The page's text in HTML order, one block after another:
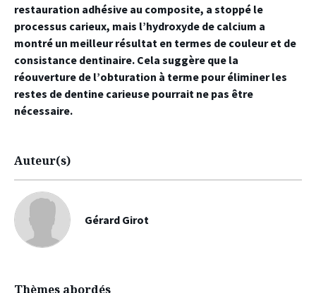
restauration adhésive au composite, a stoppé le
processus carieux, mais l’hydroxyde de calcium a
montré un meilleur résultat en termes de couleur et de
consistance dentinaire. Cela suggère que la
réouverture de l’obturation à terme pour éliminer les
restes de dentine carieuse pourrait ne pas être
nécessaire.
Auteur(s)
Gérard Girot
Thèmes abordés